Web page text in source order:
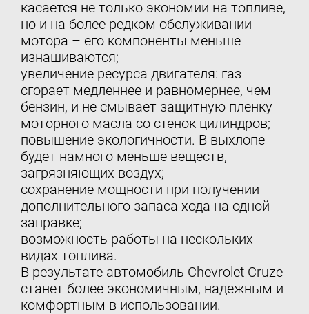
касается не только экономии на топливе,
но и на более редком обслуживании
мотора – его компоненты меньше
изнашиваются;
увеличение ресурса двигателя: газ
сгорает медленнее и равномернее, чем
бензин, и не смывает защитную пленку
моторного масла со стенок цилиндров;
повышение экологичности. В выхлопе
будет намного меньше веществ,
загрязняющих воздух;
сохранение мощности при получении
дополнительного запаса хода на одной
заправке;
возможность работы на нескольких
видах топлива.
В результате автомобиль Chevrolet Cruze
станет более экономичным, надежным и
комфортным в использовании.